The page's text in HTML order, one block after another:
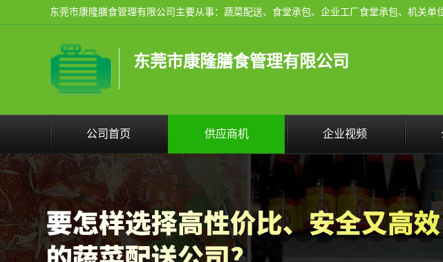
东莞市康隆膳食管理有限公司
公司首页 供应商机 企业视频